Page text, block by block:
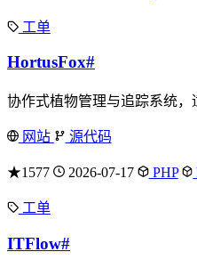
工单
HortusFox#
协作式植物管理与追踪系统，
网站 源代码
★1577 2026-07-17 PHP
工单
ITFlow#